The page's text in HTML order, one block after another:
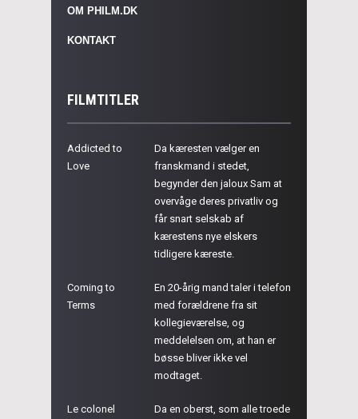
OM PHILM.DK
KONTAKT
FILMTITLER
Addicted to
Love
Da kæresten vælger en
franskmand i stedet,
begynder den jaloux Sam at
overvåge deres privatliv og
får snart selskab af
kærestens nye elskers
tidligere kæreste.
Coming to
Terms
En 20-årig mand taler i telefon
med forældrene fra sit
kollegieværelse, og
meddelelsen om, at han er
bøsse bliver ikke vel
modtaget.
Le colonel
Da en oberst, som alle troede